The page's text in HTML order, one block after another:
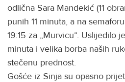
odlična Sara Mandekić (11
punih 11 minuta, a na
19:15 za „Murvicu“. Uslijedilo
minuta i velika borba naših
stečenu prednost.
Gošće iz Sinja su opasno